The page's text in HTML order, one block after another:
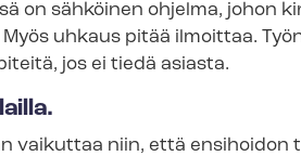
on sähköinen ohjelma, johon
uhkaus pitää ilmoittaa.
jos ei tiedä asiasta.
vaikuttaa niin, että ensihoidon